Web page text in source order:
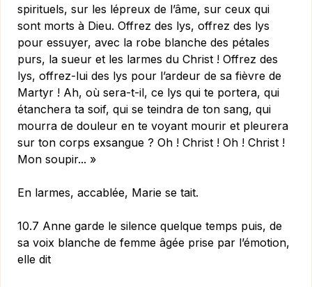
spirituels, sur les lépreux de l’âme, sur ceux qui
sont morts à Dieu. Offrez des lys, offrez des lys
pour essuyer, avec la robe blanche des pétales
purs, la sueur et les larmes du Christ ! Offrez des
lys, offrez-lui des lys pour l’ardeur de sa fièvre de
Martyr ! Ah, où sera-t-il, ce lys qui te portera, qui
étanchera ta soif, qui se teindra de ton sang, qui
mourra de douleur en te voyant mourir et pleurera
sur ton corps exsangue ? Oh ! Christ ! Oh ! Christ !
Mon soupir... »
En larmes, accablée, Marie se tait.
10.7 Anne garde le silence quelque temps puis, de
sa voix blanche de femme âgée prise par l’émotion,
elle dit